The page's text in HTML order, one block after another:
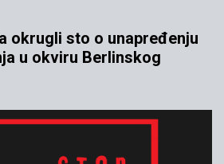
okrugli sto o unapređenju
u okviru Berlinskog